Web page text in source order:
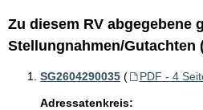
Zu diesem RV abgegebene
Stellungnahmen/Gutachten
SG2604290035 ( PDF - 4
Adressatenkreis: